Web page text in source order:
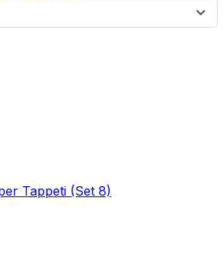
Tappeti (Set 8)